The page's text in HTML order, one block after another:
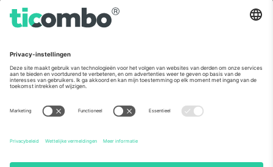
Regus Sofia City West, bul
Totleben 53-55, 1606 Sofia,
UAE Dubai Silicon Oasis, DDP
Building A1, Office 302, Dubai,
Mexico
Av Chapultepec 360, Roma
Norte, Cuauhtémoc, 06700
Ciudad de México, CDMX,
Mexico
De juridische entiteit van de aanbieder van het platform kan
domein. Kijk voor meer informatie op de specifieke pagina van het